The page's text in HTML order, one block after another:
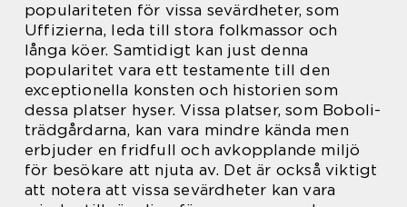
populariteten för vissa sevärdheter, som
Uffizierna, leda till stora folkmassor och
långa köer. Samtidigt kan just denna
popularitet vara ett testamente till den
exceptionella konsten och historien som
dessa platser hyser. Vissa platser, som Boboli-
trädgårdarna, kan vara mindre kända men
erbjuder en fridfull och avkopplande miljö
för besökare att njuta av. Det är också viktigt
att notera att vissa sevärdheter kan vara